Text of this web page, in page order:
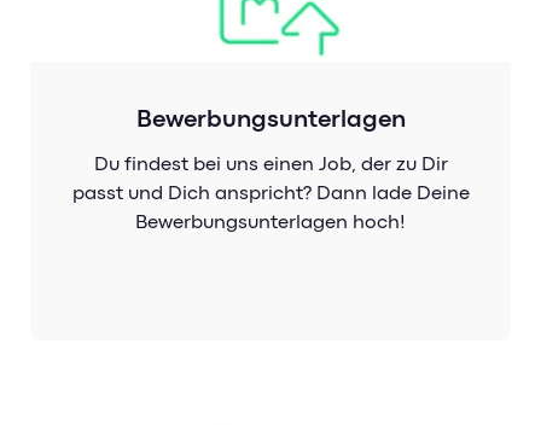
Bewerbungsunterlagen
Du findest bei uns einen Job, der zu Dir
passt und Dich anspricht? Dann lade Deine
Bewerbungsunterlagen hoch!